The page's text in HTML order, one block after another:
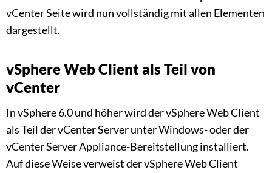
vCenter Seite wird nun vollständig mit allen Elementen
dargestellt.
vSphere Web Client als Teil von
vCenter
In vSphere 6.0 und höher wird der vSphere Web Client
als Teil der vCenter Server unter Windows- oder der
vCenter Server Appliance-Bereitstellung installiert.
Auf diese Weise verweist der vSphere Web Client